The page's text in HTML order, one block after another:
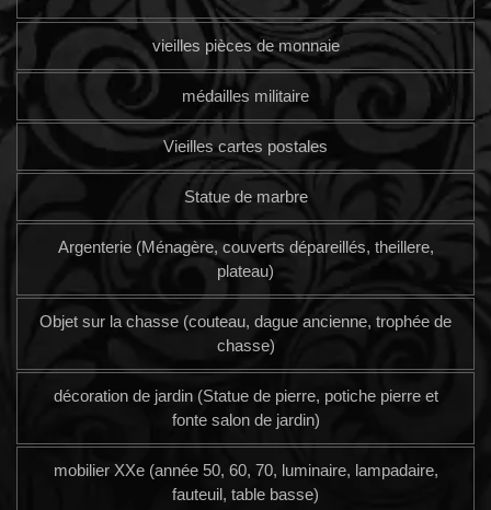
vieilles pièces de monnaie
médailles militaire
Vieilles cartes postales
Statue de marbre
Argenterie (Ménagère, couverts dépareillés, theillere,
plateau)
Objet sur la chasse (couteau, dague ancienne, trophée de
chasse)
décoration de jardin (Statue de pierre, potiche pierre et
fonte salon de jardin)
mobilier XXe (année 50, 60, 70, luminaire, lampadaire,
fauteuil, table basse)